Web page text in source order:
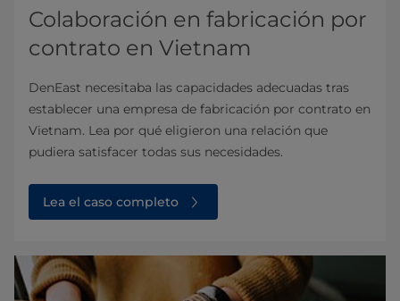
Colaboración en fabricación por
contrato en Vietnam
DenEast necesitaba las capacidades adecuadas tras
establecer una empresa de fabricación por contrato en
Vietnam. Lea por qué eligieron una relación que
pudiera satisfacer todas sus necesidades.
Lea el caso completo